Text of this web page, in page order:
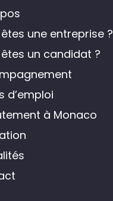
une entreprise ?
un candidat ?
d’emploi
à Monaco